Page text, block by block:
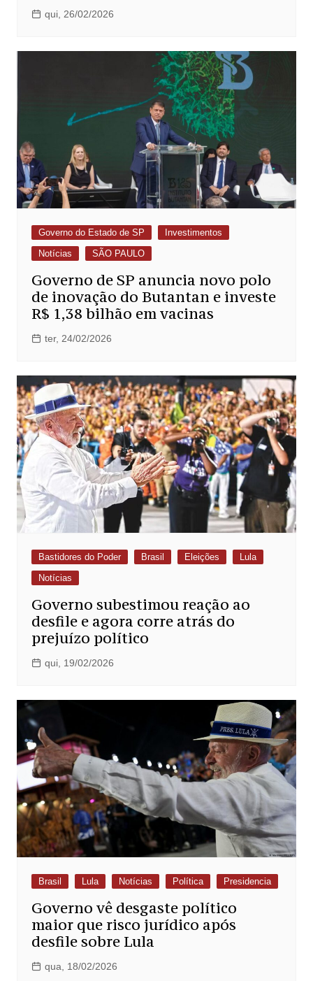
qui, 26/02/2026
Governo do Estado de SP
Investimentos
Notícias
SÃO PAULO
Governo de SP anuncia novo polo
de inovação do Butantan e investe
R$ 1,38 bilhão em vacinas
ter, 24/02/2026
Bastidores do Poder Brasil Eleições
Lula
Notícias
Governo subestimou reação ao
desfile e agora corre atrás do
prejuízo político
qui, 19/02/2026
Brasil Lula Notícias Política Presidencia
Governo vê desgaste político
maior que risco jurídico após
desfile sobre Lula
qua, 18/02/2026